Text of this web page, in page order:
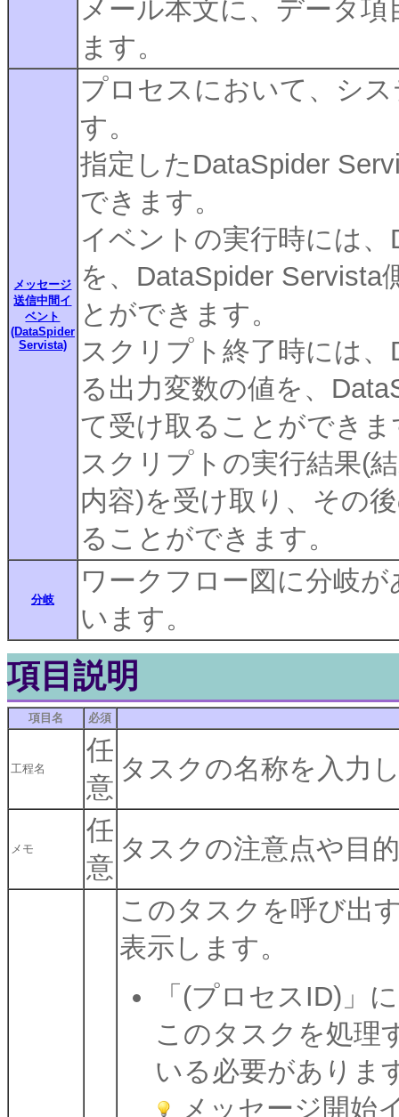
メール本文に、データ
ます。
メッセージ
送信中間イ
ベント
(DataSpider
Servista)
プロセスにおいて、シ
す。
指定したDataSpider
できます。
イベントの実行時には
を、DataSpider
とができます。
スクリプト終了時には
る出力変数の値を、
て受け取ることができま
スクリプトの実行結果(
内容)を受け取り、その
ることができます。
分岐
ワークフロー図に分岐
います。
項目説明
項目名 必須
工程名
任
意
タスクの名称を入力
メモ
任
意
タスクの注意点や目
このタスクを呼び出
表示します。
「(プロセスID)」
このタスクを処理
いる必要がありま
メッセージ開始